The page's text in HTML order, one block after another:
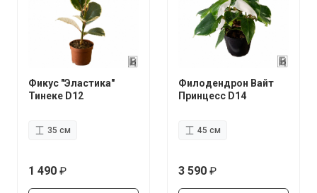
Фикус "Эластика"
Тинеке D12
35 см
1 490
Филодендрон Вайт
Принцесс D14
45 см
3 590